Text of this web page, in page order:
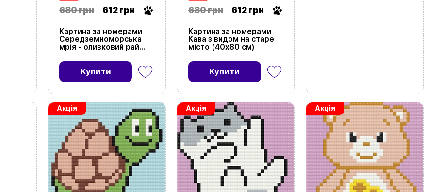
680 грн 612 грн
Картина за номерами
Середземноморська
мрія - оливковий рай
(40х80 см)
Купити
680 грн 612 грн
Картина за номерами
Кава з видом на старе
місто (40х80 см)
Купити
Акція Акція Акція